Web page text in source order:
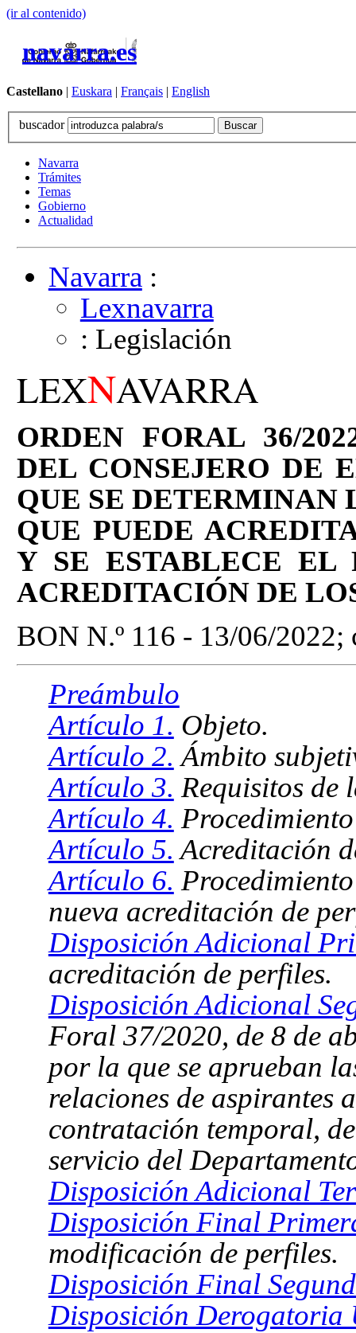
(ir al contenido)
navarra.es
Castellano | Euskara | Français | English
buscador
Navarra
Trámites
Temas
Gobierno
Actualidad
Navarra:
Lexnavarra
: Legislación
LEXNAVARRA
ORDEN FORAL 36/
DEL CONSEJERO DE
QUE SE DETERMINAN
QUE PUEDE
Y SE ESTABLECE EL
ACREDITACIÓN DE
BON N.º 116 - 13/06/
Preámbulo
Artículo 1. Objeto.
Artículo 2. Ámbito
Artículo 3. Requisitos de
Artículo 4.
Artículo 5. Acreditación
Artículo 6.
nueva acreditación de
Disposición Adicional
acreditación de perfiles.
Disposición Adicional
Foral 37/2020, de 8 de
por la que se aprueban
relaciones de aspirantes
contratación temporal,
servicio del
Disposición Adicional
Disposición Final
modificación de perfiles.
Disposición Final
Disposición Derogatoria